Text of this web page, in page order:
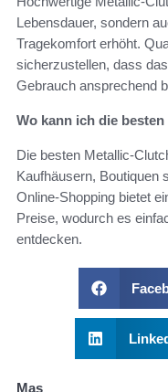
Lebensdauer, sondern
Tragekomfort erhöht.
sicherzustellen, dass
Gebrauch ansprechend
Wo kann ich die
Die besten Metallic-
Kaufhäusern, Boutiquen
Online-Shopping bietet
Preise, wodurch es
entdecken.
Mas